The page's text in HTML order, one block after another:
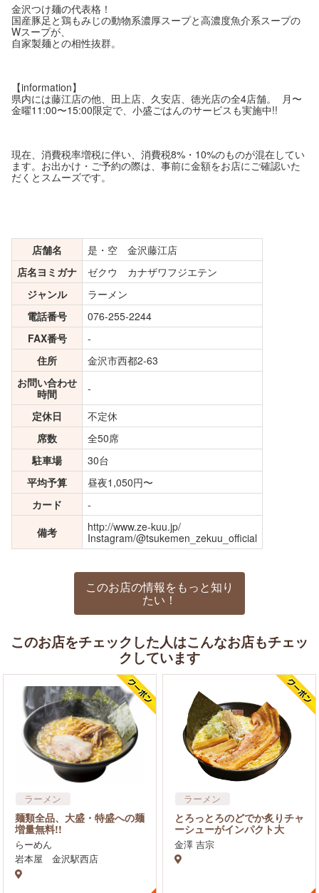
金沢つけ麺の代表格！
国産豚足と鶏もみじの動物系濃厚スープと高濃度魚介系スープの
Wスープが、
自家製麺との相性抜群。
【information】
県内には藤江店の他、田上店、久安店、徳光店の全4店舗。 月〜
金曜11:00〜15:00限定で、小盛ごはんのサービスも実施中!!
現在、消費税率増税に伴い、消費税8%・10%のものが混在してい
ます。お出かけ・ご予約の際は、事前に金額をお店にご確認いた
だくとスムーズです。
店舗名
是・空 金沢藤江店
店名ヨミガナ
ゼクウ カナザワフジエテン
ジャンル
ラーメン
電話番号
076-255-2244
FAX番号
-
住所
金沢市西都2-63
お問い合わせ
時間
-
定休日
不定休
席数
全50席
駐車場
30台
平均予算
昼夜1,050円〜
カード
-
備考
http://www.ze-kuu.jp/
Instagram/@tsukemen_zekuu_official
このお店の情報をもっと知り
たい！
このお店をチェックした人はこんなお店もチェッ
クしています
ラーメン
麺類全品、大盛・特盛への麺
増量無料!!
らーめん
岩本屋 金沢駅西店
ラーメン
とろっとろのどでか炙りチャ
ーシューがインパクト大
金澤 吉宗